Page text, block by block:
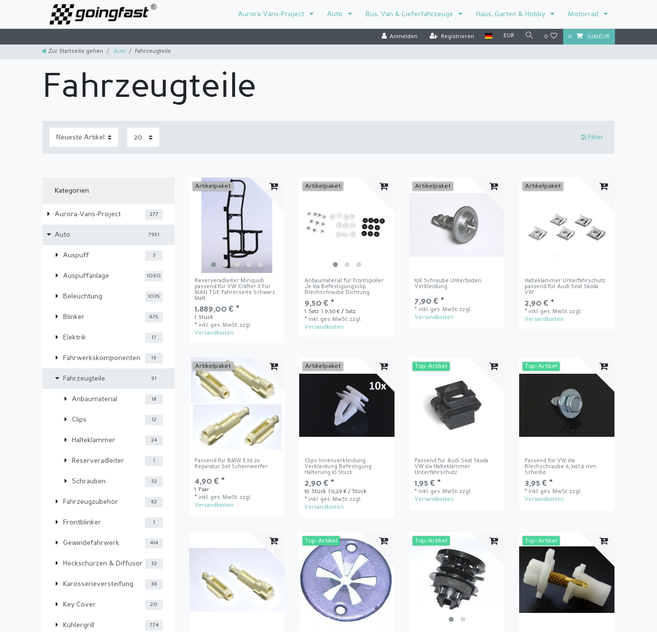
Aurora-Vans-Project Auto Bus, Van & Lieferfahrzeuge Haus, Garten & Hobby Motorrad
Anmelden Registrieren EUR 0 0 0,00 EUR
Zur Startseite gehen Auto Fahrzeugteile
Fahrzeugteile
Filter
Kategorien
Aurora-Vans-Project 277
Auto 7951
Auspuff 3
Auspuffanlage 1060
Beleuchtung 1035
Blinker 675
Elektrik 17
Fahrwerkskomponenten 19
Fahrzeugteile 91
Anbaumaterial 18
Clips 12
Halteklammer 24
Reserveradleiter 1
Schrauben 32
Fahrzeugzubehör 82
Frontblinker 1
Gewindefahrwerk 414
Heckschürzen & Diffusor 32
Karosserieversteifung 38
Key Cover 20
Kühlergrill 774
Artikelpaket
Reserveradleiter Miriquidi
passend für VW Crafter II Für
MAN TGE Fahrerseite Schwarz
Matt
1.889,00 € *
1
Stück
* inkl. ges. MwSt. zzgl.
Versandkosten
Artikelpaket
Anbaumaterial für Frontspoiler
Je 10x Befestigungsclip
Blechschraube Dichtung
9,50 € *
1 Satz
| 9,50 € / Satz
* inkl. ges. MwSt. zzgl.
Versandkosten
Artikelpaket
10X Schraube Unterboden
Verkleidung
7,90 € *
* inkl. ges. MwSt. zzgl.
Versandkosten
Artikelpaket
Halteklammer Unterfahrschutz
passend für Audi Seat Skoda
VW
2,90 € *
* inkl. ges. MwSt. zzgl.
Versandkosten
Artikelpaket
Passend für BMW E39 2x
Reparatur Set Scheinwerfer
4,90 € *
1
Paar
* inkl. ges. MwSt. zzgl.
Versandkosten
Artikelpaket
Clips Innenverkleidung
Verkleidung Befestigung
Halterung 10 Stück
2,90 € *
10 Stück | 0,29 € / Stück
* inkl. ges. MwSt. zzgl.
Versandkosten
Top-Artikel
Passend für Audi Seat Skoda
VW 10x Halteklammer
Unterfahrschutz
1,95 € *
* inkl. ges. MwSt. zzgl.
Versandkosten
Top-Artikel
Passend für VW 10x
Blechschraube 6,3x17,8 mm
Scheibe
3,95 € *
* inkl. ges. MwSt. zzgl.
Versandkosten
Top-Artikel Top-Artikel Top-Artikel